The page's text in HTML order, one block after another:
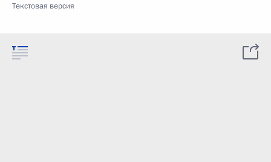
Текстовая версия